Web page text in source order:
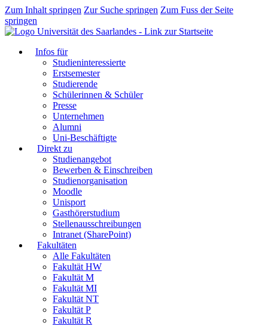
Zum Inhalt springen Zur Suche springen Zum Fuss der Seite
springen
Infos für
Studieninteressierte
Erstsemester
Studierende
Schülerinnen & Schüler
Presse
Unternehmen
Alumni
Uni-Beschäftigte
Direkt zu
Studienangebot
Bewerben & Einschreiben
Studienorganisation
Moodle
Unisport
Gasthörerstudium
Stellenausschreibungen
Intranet (SharePoint)
Fakultäten
Alle Fakultäten
Fakultät HW
Fakultät M
Fakultät MI
Fakultät NT
Fakultät P
Fakultät R